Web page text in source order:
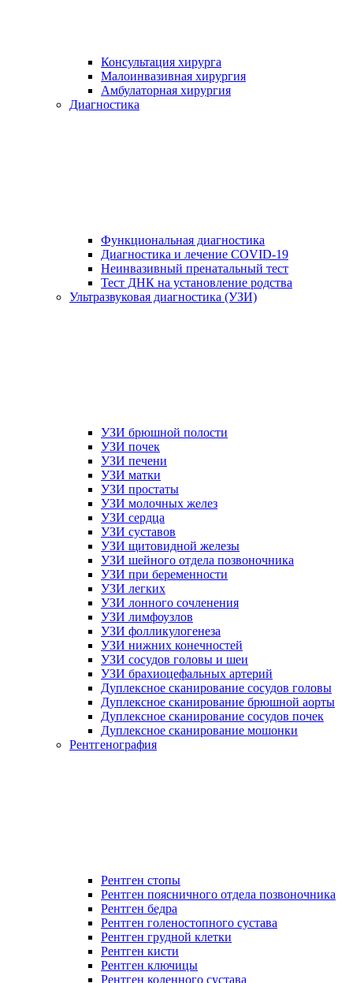
Консультация хирурга
Малоинвазивная хирургия
Амбулаторная хирургия
Диагностика
Функциональная диагностика
Диагностика и лечение COVID-19
Неинвазивный пренатальный тест
Тест ДНК на установление родства
Ультразвуковая диагностика (УЗИ)
УЗИ брюшной полости
УЗИ почек
УЗИ печени
УЗИ матки
УЗИ простаты
УЗИ молочных желез
УЗИ сердца
УЗИ суставов
УЗИ щитовидной железы
УЗИ шейного отдела позвоночника
УЗИ при беременности
УЗИ легких
УЗИ лонного сочленения
УЗИ лимфоузлов
УЗИ фолликулогенеза
УЗИ нижних конечностей
УЗИ сосудов головы и шеи
УЗИ брахиоцефальных артерий
Дуплексное сканирование сосудов головы
Дуплексное сканирование брюшной аорты
Дуплексное сканирование сосудов почек
Дуплексное сканирование мошонки
Рентгенография
Рентген стопы
Рентген поясничного отдела позвоночника
Рентген бедра
Рентген голеностопного сустава
Рентген грудной клетки
Рентген кисти
Рентген ключицы
Рентген коленного сустава